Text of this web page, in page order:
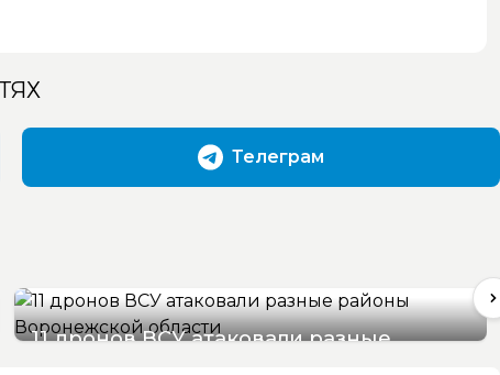
Телеграм
11 дронов ВСУ атаковали разные